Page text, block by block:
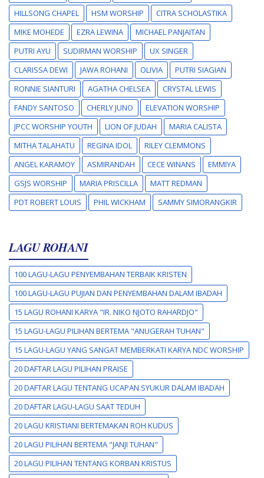
HILLSONG CHAPEL
HSM WORSHIP
CITRA SCHOLASTIKA
MIKE MOHEDE
EZRA LEWINA
MICHAEL PANJAITAN
PUTRI AYU
SUDIRMAN WORSHIP
UX SINGER
CLARISSA DEWI
JAWA ROHANI OLIVIA
PUTRI SIAGIAN
RONNIE SIANTURI
AGATHA CHELSEA
CRYSTAL LEWIS
FANDY SANTOSO
CHERLY JUNO
ELEVATION WORSHIP
JPCC WORSHIP YOUTH
LION OF JUDAH
MARIA CALISTA
MITHA TALAHATU
REGINA IDOL
RILEY CLEMMONS
ANGEL KARAMOY
ASMIRANDAH CECE WINANS
EMMIYA
GSJS WORSHIP
MARIA PRISCILLA
MATT REDMAN
PDT ROBERT LOUIS
PHIL WICKHAM SAMMY SIMORANGKIR
LAGU ROHANI
100 LAGU-LAGU PENYEMBAHAN TERBAIK KRISTEN
100 LAGU-LAGU PUJIAN DAN PENYEMBAHAN DALAM IBADAH
15 LAGU ROHANI KARYA "IR. NIKO NJOTO RAHARDJO"
15 LAGU-LAGU PILIHAN BERTEMA "ANUGERAH TUHAN"
15 LAGU-LAGU YANG SANGAT MEMBERKATI KARYA NDC WORSHIP
20 DAFTAR LAGU PILIHAN PRAISE
20 DAFTAR LAGU TENTANG UCAPAN SYUKUR DALAM IBADAH
20 DAFTAR LAGU-LAGU SAAT TEDUH
20 LAGU KRISTIANI BERTEMAKAN ROH KUDUS
20 LAGU PILIHAN BERTEMA "JANJI TUHAN"
20 LAGU PILIHAN TENTANG KORBAN KRISTUS